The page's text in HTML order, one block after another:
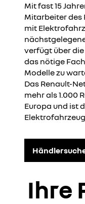
Mit fast 15
Mitarbeiter des
mit
verfügt über
das nötige
Modelle zu
Das Renault-
mehr als 1.000
Europa und ist
Ihre